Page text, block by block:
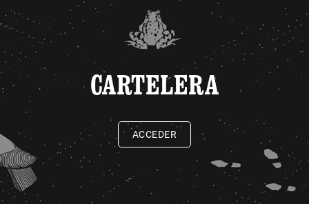
CARTELERA
ACCEDER